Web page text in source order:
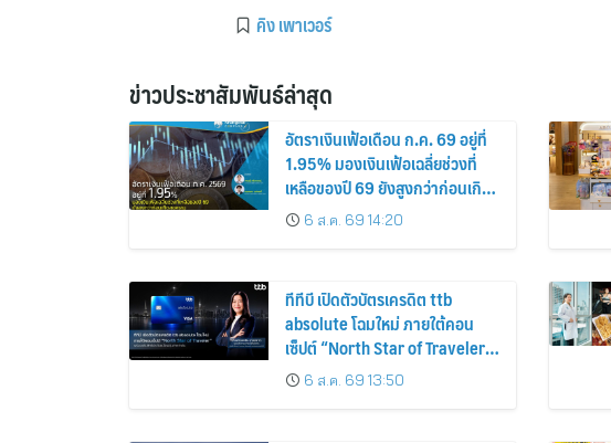
คิง เพาเวอร์
ข่าวประชาสัมพันธ์ล่าสุด
อัตราเงินเฟ้อเดือน ก.ค. 69 อยู่ที่
1.95% มองเงินเฟ้อเฉลี่ยช่วงที่
เหลือของปี 69 ยังสูงกว่าก่อนเกิด
สงคราม
6 ส.ค. 69 14:20
ทีทีบี เปิดตัวบัตรเครดิต ttb
absolute โฉมใหม่ ภายใต้คอน
เซ็ปต์ “North Star of Traveler”
พร้อมเพิ่มเอกสิทธิ์ใหม่ที่คุ้มค่ากว่า
เดิม
6 ส.ค. 69 13:50